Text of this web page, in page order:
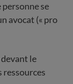
se
avocat (« pro
le